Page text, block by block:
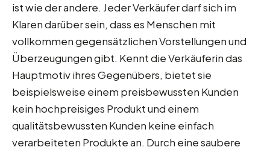
ist wie der andere. Jeder Verkäufer darf sich im
Klaren darüber sein, dass es Menschen mit
vollkommen gegensätzlichen Vorstellungen und
Überzeugungen gibt. Kennt die Verkäuferin das
Hauptmotiv ihres Gegenübers, bietet sie
beispielsweise einem preisbewussten Kunden
kein hochpreisiges Produkt und einem
qualitätsbewussten Kunden keine einfach
verarbeiteten Produkte an. Durch eine saubere